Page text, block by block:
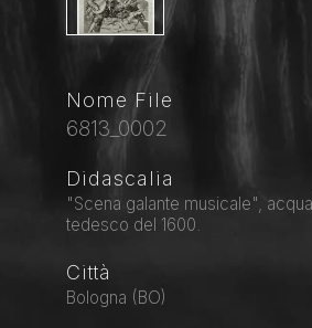
Nome File
6813_0002
Didascalia
"Scena galante musicale",
tedesco del 1600.
Città
Bologna (BO)